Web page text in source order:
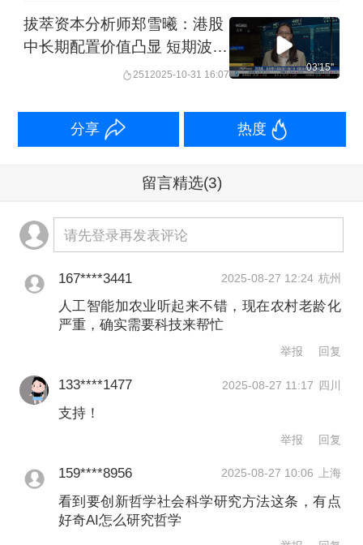
拔萃资本分析师郑雪曦：港股
中长期配置价值凸显 短期波动
中资金转向业绩驱动
2512025-10-31 16:07
03'15''
分享 热度
留言精选(3)
请先登录再发表评论
167****3441 2025-08-27 12:24 杭州
人工智能加农业听起来不错，现在农村老龄化
严重，确实需要科技来帮忙
举报 回复
133****1477 2025-08-27 11:17 四川
支持！
举报 回复
159****8956 2025-08-27 10:06 上海
看到要创新哲学社会科学研究方法这条，有点
好奇AI怎么研究哲学